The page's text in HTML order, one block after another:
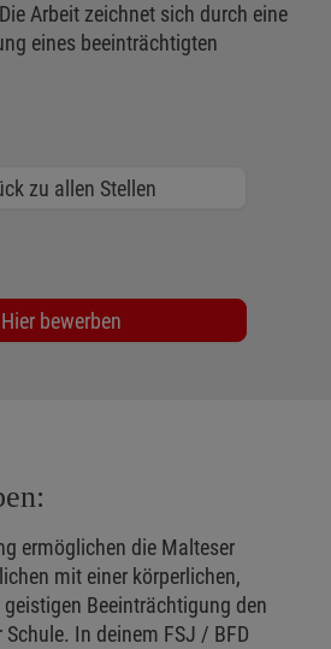
Arbeit zeichnet sich durch eine
eines beeinträchtigten
zu allen Stellen
Hier bewerben
ermöglichen die Malteser
mit einer körperlichen,
Beeinträchtigung den
In deinem FSJ / BFD